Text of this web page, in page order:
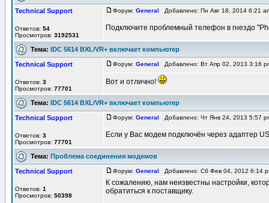
Technical Support
Ответов: 54
Просмотров: 3192531
Форум: General Добавлено: Пн Авг 18, 2014 6:21
Подключите проблемный телефон в гнездо
Тема: IDC 5614 BXL/VR+ включает компьютер
Technical Support
Ответов: 3
Просмотров: 77701
Форум: General Добавлено: Вт Апр 02, 2013 3:16
Вот и отлично!
Тема: IDC 5614 BXL/VR+ включает компьютер
Technical Support
Ответов: 3
Просмотров: 77701
Форум: General Добавлено: Чт Янв 24, 2013 5:57
Если у Вас модем подключён через адаптер
Тема: Проблема соединения модемов
Technical Support
Ответов: 1
Просмотров: 50398
Форум: General Добавлено: Сб Фев 04, 2012 6:14
К сожалению, нам неизвестны настройки,
обратиться к поставщику.